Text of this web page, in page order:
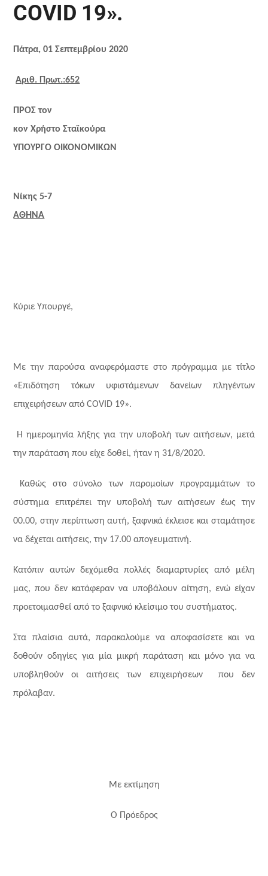
COVID 19».
Πάτρα, 01 Σεπτεμβρίου 2020
Αριθ. Πρωτ.:652
ΠΡΟΣ τον
κον Χρήστο Σταϊκούρα
ΥΠΟΥΡΓΟ ΟΙΚΟΝΟΜΙΚΩΝ
Νίκης 5-7
ΑΘΗΝΑ
Κύριε Υπουργέ,
Με την παρούσα αναφερόμαστε στο πρόγραμμα με τίτλο
«Επιδότηση τόκων υφιστάμενων δανείων πληγέντων
επιχειρήσεων απόCOVID 19».
Η ημερομηνία λήξης για την υποβολή των αιτήσεων, μετά
την παράταση που είχε δοθεί, ήταν η 31/8/2020.
Καθώς στο σύνολο των παρομοίων προγραμμάτων το
σύστημα επιτρέπει την υποβολή των αιτήσεων έως την
00.00, στην περίπτωση αυτή, ξαφνικά έκλεισε και σταμάτησε
να δέχεται αιτήσεις, την 17.00 απογευματινή.
Κατόπιν αυτών δεχόμεθα πολλές διαμαρτυρίες από μέλη
μας, που δεν κατάφεραν να υποβάλουν αίτηση, ενώ είχαν
προετοιμασθεί από το ξαφνικό κλείσιμο του συστήματος.
Στα πλαίσια αυτά, παρακαλούμε να αποφασίσετε και να
δοθούν οδηγίες για μία μικρή παράταση και μόνο για να
υποβληθούν οι αιτήσεις των επιχειρήσεων που δεν
πρόλαβαν.
Με εκτίμηση
Ο Πρόεδρος